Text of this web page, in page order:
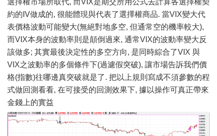
選擇權市場所取代, 而VIX是期交所用公式去計算各選擇權契
約的IV做成的, 很能體現與代表了選擇權商品. 當VIX變大代
表價格波動可能變大(無絕對地多空, 但通常空的機率較大),
而VIX本身的波動率則是顛倒過來, 通常VIX的波動率變大反
該做多; 其實最後決定性的多空方向, 是同時綜合了VIX 與
VIX之波動率的多個條件下(過濾假突破), 讓市場告訴我們價
格(指數)往哪邊真突破就是了. 把以上規則寫成不須參數的程
式做回測看看, 在可接受的回測效果下, 據以操作可真正帶來
金錢上的實益